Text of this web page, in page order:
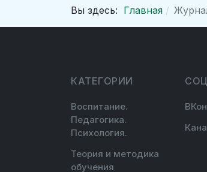
Вы здесь: Главная
КАТЕГОРИИ
Воспитание.
Педагогика.
Психология.
Теория и методика
обучения